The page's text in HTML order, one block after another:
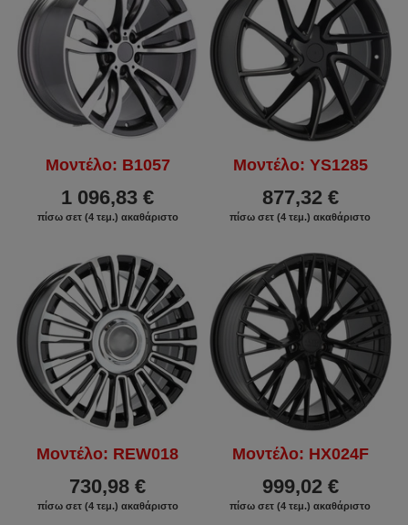
Μοντέλο: B1057
1 096,83 €
πίσω σετ (4 τεμ.) ακαθάριστο
Μοντέλο: YS1285
877,32 €
πίσω σετ (4 τεμ.) ακαθάριστο
Μοντέλο: REW018
730,98 €
πίσω σετ (4 τεμ.) ακαθάριστο
Μοντέλο: HX024F
999,02 €
πίσω σετ (4 τεμ.) ακαθάριστο